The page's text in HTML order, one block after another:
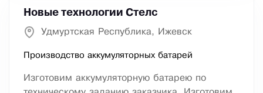
Новые технологии Стелс
Удмуртская Республика, Ижевск
Производство аккумуляторных батарей
Изготовим аккумуляторную батарею по